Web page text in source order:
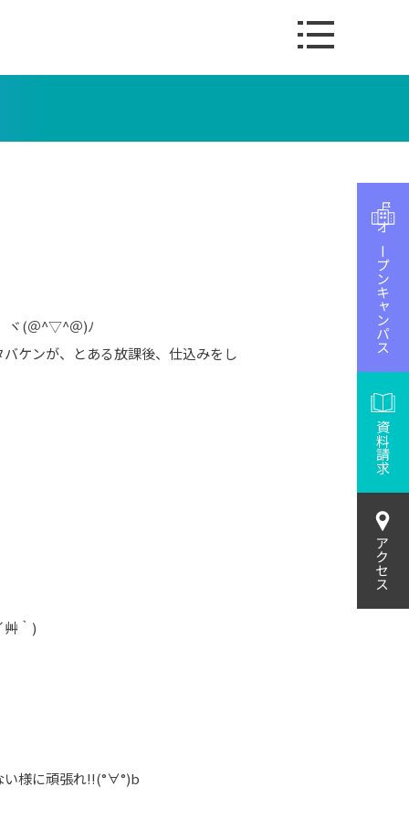
オープンキャンパス
資料請求
アクセス
ヾ(＠^▽^＠)ﾉ
ケンが、とある放課後、仕込みをし
艸｀)
い様に頑張れ!!(°∀°)b